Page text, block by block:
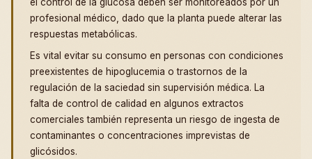
profesional médico, dado que la planta puede alterar las
respuestas metabólicas.
Es vital evitar su consumo en personas con condiciones
preexistentes de hipoglucemia o trastornos de la
regulación de la saciedad sin supervisión médica. La
falta de control de calidad en algunos extractos
comerciales también representa un riesgo de ingesta de
contaminantes o concentraciones imprevistas de
glicósidos.